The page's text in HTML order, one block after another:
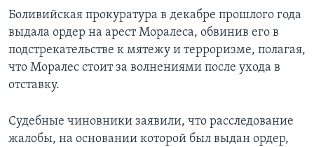
Боливийская прокуратура в декабре прошлого года
выдала ордер на арест Моралеса, обвинив его в
подстрекательстве к мятежу и терроризме, полагая,
что Моралес стоит за волнениями после ухода в
отставку.
Судебные чиновники заявили, что расследование
жалобы, на основании которой был выдан ордер,